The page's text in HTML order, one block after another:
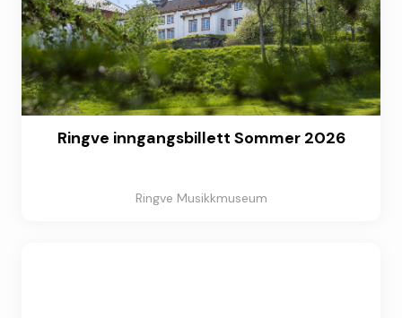
Ringve inngangsbillett Sommer 2026
Ringve Musikkmuseum